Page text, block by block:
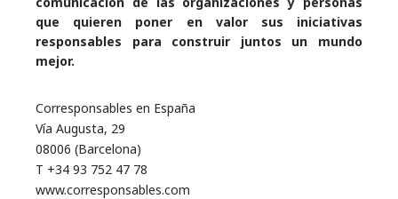
que quieren poner en valor sus iniciativas
responsables para construir juntos un mundo
mejor.
Corresponsables en España
Vía Augusta, 29
08006 (Barcelona)
T +34 93 752 47 78
www.corresponsables.com